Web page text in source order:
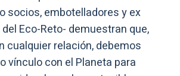
socios, embotelladores y ex
Eco-Reto- demuestran que,
cualquier relación, debemos
vínculo con el Planeta para